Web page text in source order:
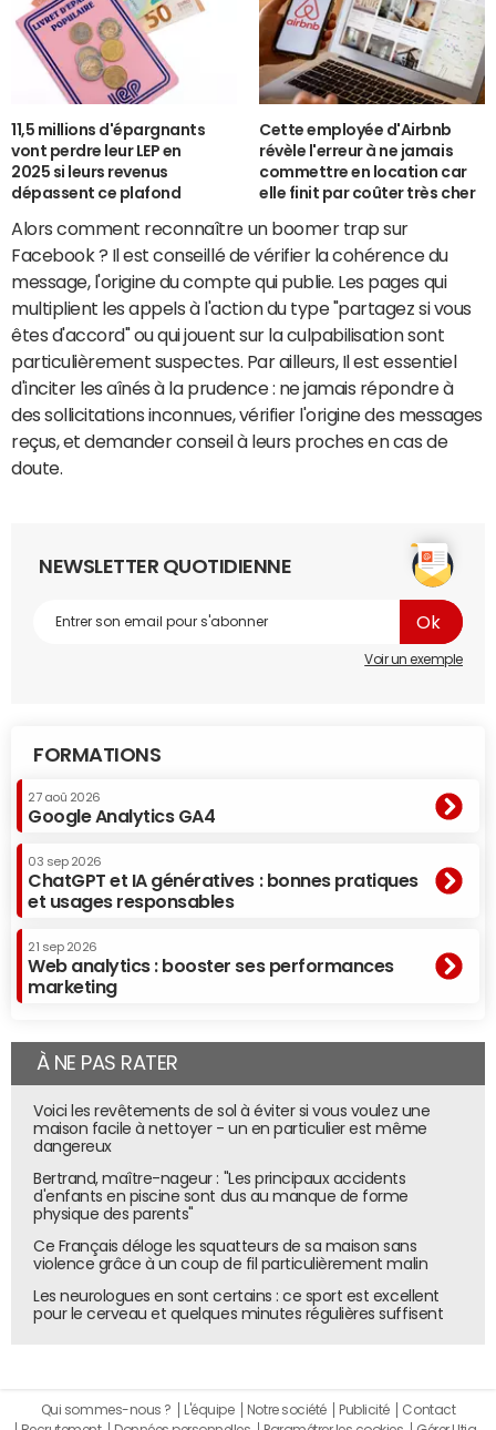
11,5 millions d'épargnants
vont perdre leur LEP en
2025 si leurs revenus
dépassent ce plafond
Cette employée d'Airbnb
révèle l'erreur à ne jamais
commettre en location car
elle finit par coûter très cher
Alors comment reconnaître un boomer trap sur
Facebook ? Il est conseillé de vérifier la cohérence du
message, l'origine du compte qui publie. Les pages qui
multiplient les appels à l'action du type "partagez si vous
êtes d'accord" ou qui jouent sur la culpabilisation sont
particulièrement suspectes. Par ailleurs, Il est essentiel
d'inciter les aînés à la prudence : ne jamais répondre à
des sollicitations inconnues, vérifier l'origine des messages
reçus, et demander conseil à leurs proches en cas de
doute.
NEWSLETTER QUOTIDIENNE
Voir un exemple
FORMATIONS
27 aoû 2026
Google Analytics GA4
03 sep 2026
ChatGPT et IA génératives : bonnes pratiques
et usages responsables
21 sep 2026
Web analytics : booster ses performances
marketing
À NE PAS RATER
Voici les revêtements de sol à éviter si vous voulez une
maison facile à nettoyer - un en particulier est même
dangereux
Bertrand, maître-nageur : "Les principaux accidents
d'enfants en piscine sont dus au manque de forme
physique des parents"
Ce Français déloge les squatteurs de sa maison sans
violence grâce à un coup de fil particulièrement malin
Les neurologues en sont certains : ce sport est excellent
pour le cerveau et quelques minutes régulières suffisent
Qui sommes-nous ? L'équipe Notre société Publicité
Contact